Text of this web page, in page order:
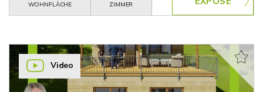
WOHNFLÄCHE
ZIMMER
Video